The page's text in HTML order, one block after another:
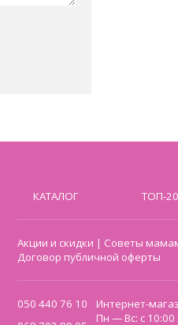
КАТАЛОГ ТОП-20
Акции и скидки | Советы
Договор публичной оферты
050 440 76 10
Интернет-
Пн — Вс: с 10:00